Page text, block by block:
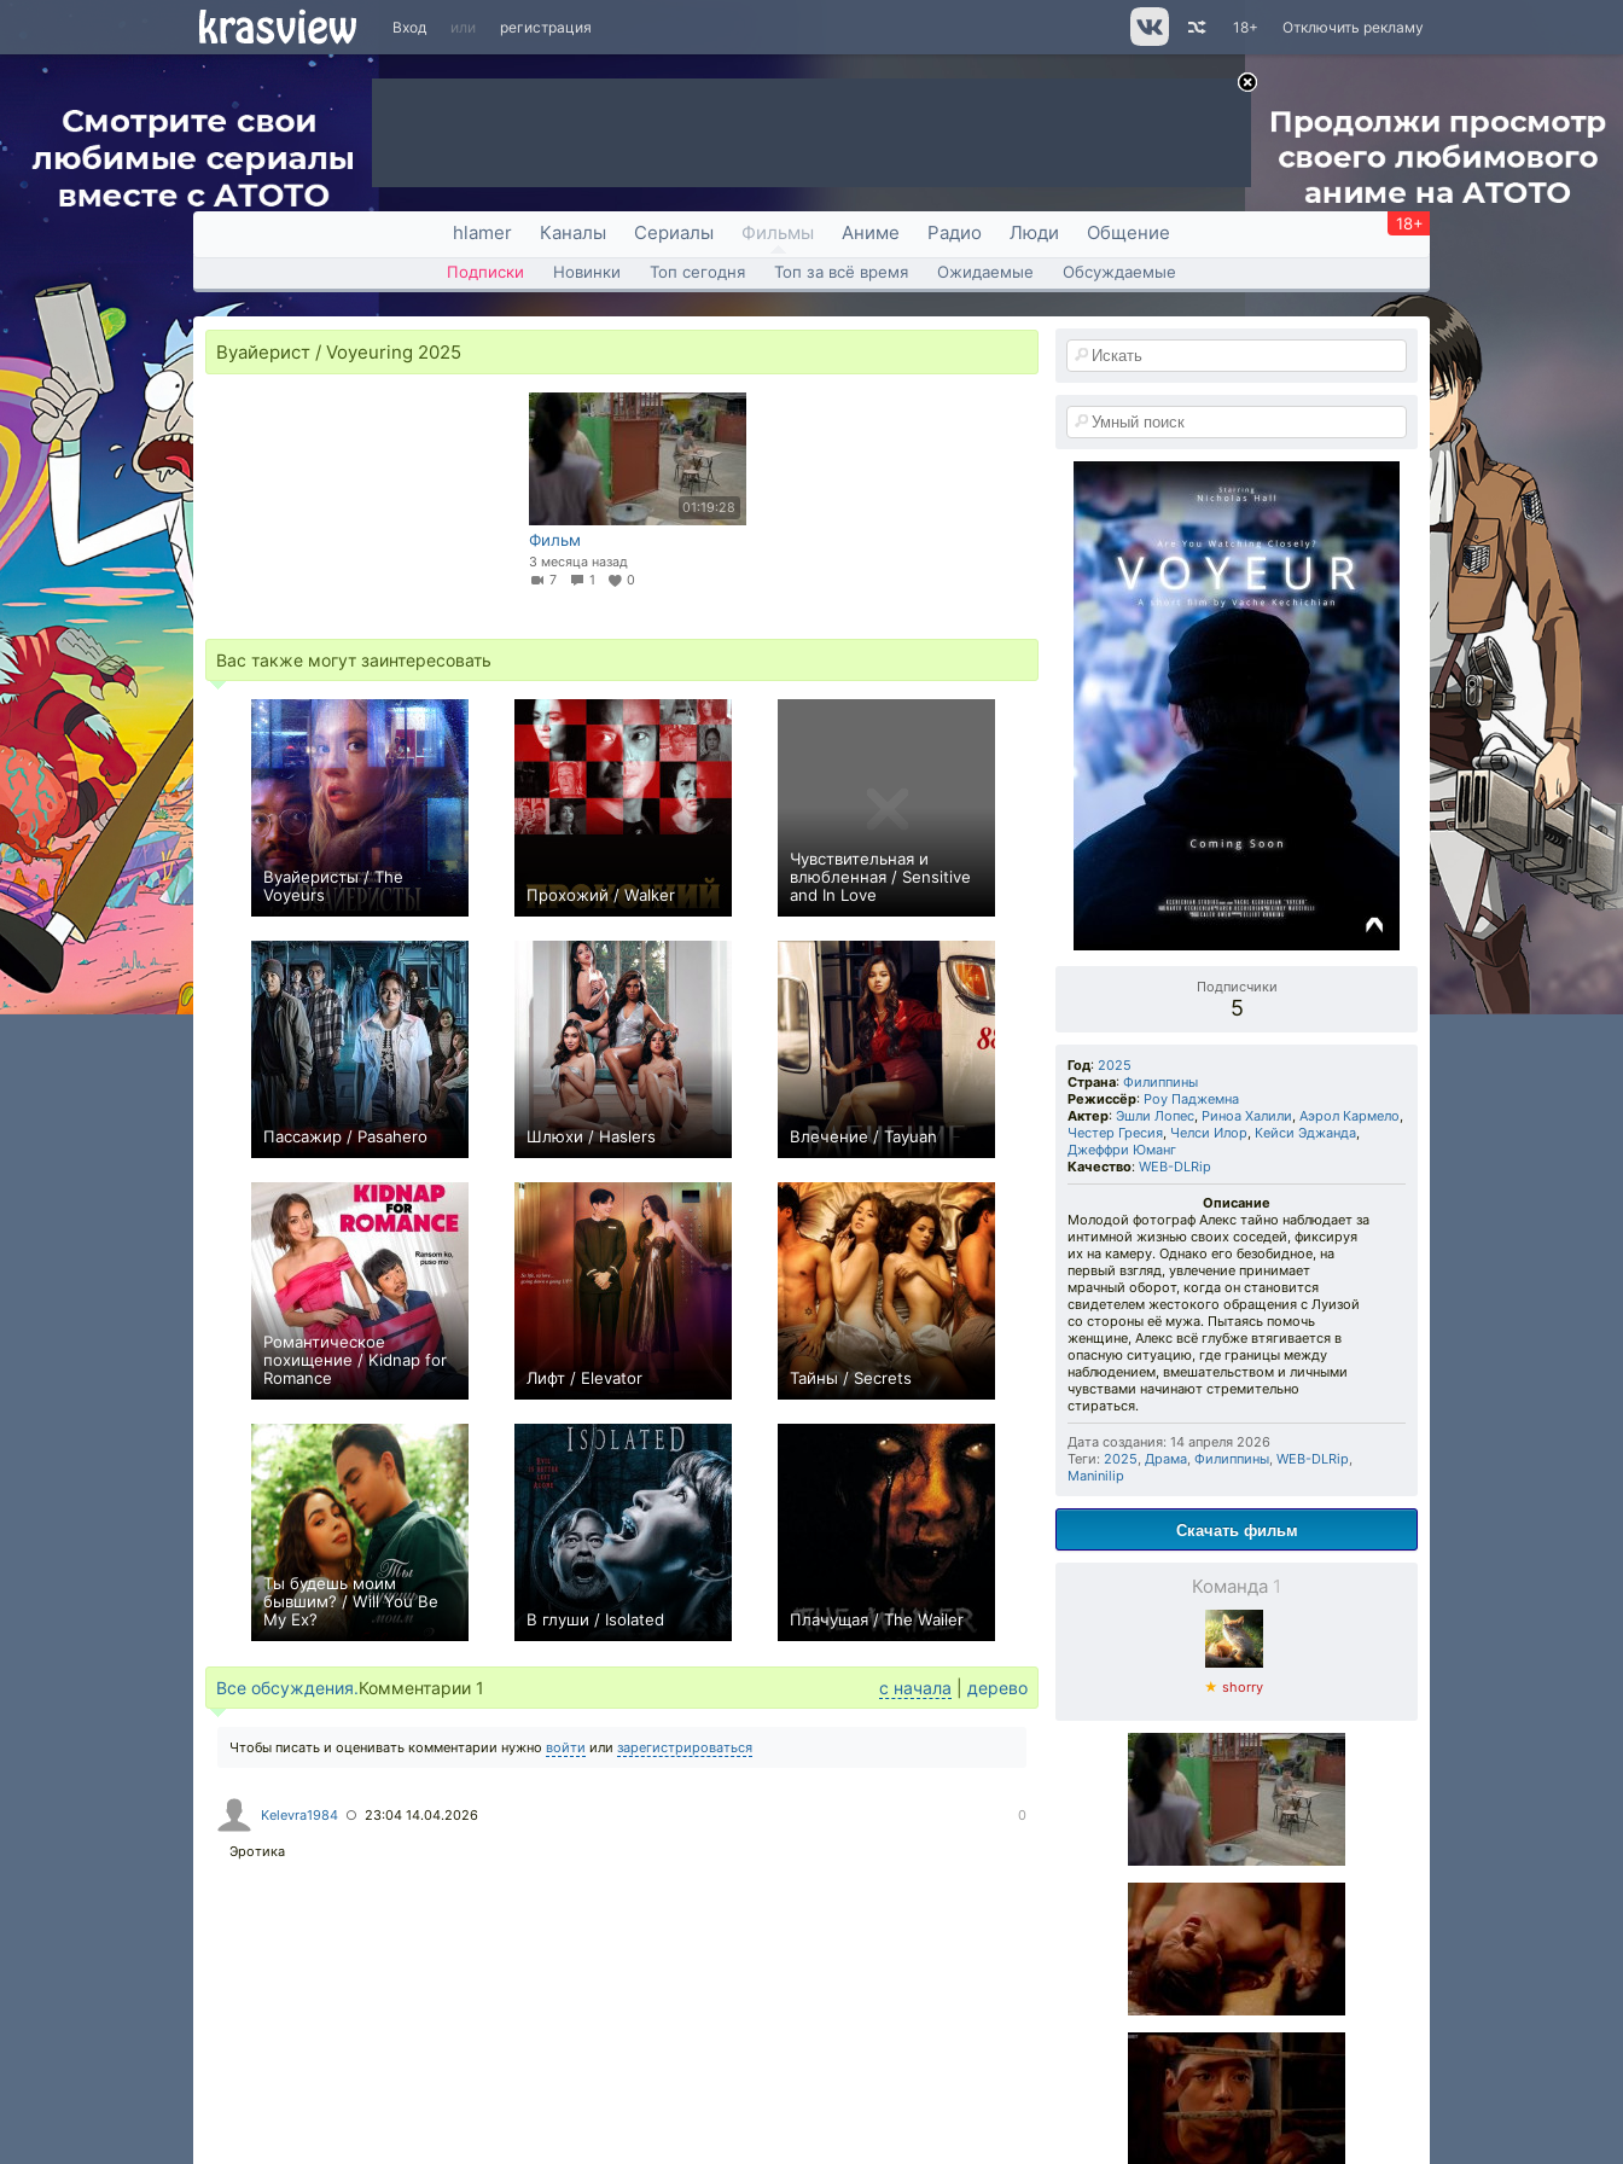
Вход или регистрация Отключить рекламу
18+
hlamer Каналы Сериалы Фильмы Аниме Радио Люди Общение 18+
Подписки Новинки Топ сегодня Топ за всё время Ожидаемые Обсуждаемые
Вуайерист / Voyeuring 2025
01:19:28
Фильм
3 месяца назад
7
1 0
Вас также могут заинтересовать
Вуайеристы / The
Voyeurs
+60
Прохожий / Walker
0
Чувствительная и
влюбленная / Sensitive
and In Love
0
Пассажир / Pasahero
0
Шлюхи / Haslers
+1
Влечение / Tayuan
0
Романтическое
похищение / Kidnap for
Romance
0
Лифт / Elevator
0
Тайны / Secrets
0
Ты будешь моим
бывшим? / Will You Be
My Ex?
0
В глуши / Isolated
−1
Плачущая / The Wailer
0
Все обсуждения.Комментарии 1 с начала дерево
Чтобы писать и оценивать комментарии нужно войти или зарегистрироваться
Kelevra1984 ○ 23:04 14.04.2026 0
Эротика
Подписчики
5
Год: 2025
Страна: Филиппины
Режиссёр: Роу Паджемна
Актер: Эшли Лопес, Риноа Халили, Аэрол Кармело,
Честер Гресия, Челси Илор, Кейси Эджанда,
Джеффри Юманг
Качество: WEB-DLRip
Описание
Молодой фотограф Алекс тайно наблюдает за
интимной жизнью своих соседей, фиксируя
их на камеру. Однако его безобидное, на
первый взгляд, увлечение принимает
мрачный оборот, когда он становится
свидетелем жестокого обращения с Луизой
со стороны её мужа. Пытаясь помочь
женщине, Алекс всё глубже втягивается в
опасную ситуацию, где границы между
наблюдением, вмешательством и личными
чувствами начинают стремительно
стираться.
Дата создания: 14 апреля 2026
Теги: 2025, Драма, Филиппины, WEB-DLRip,
Maninilip
Скачать фильм
Команда 1
★ shorry